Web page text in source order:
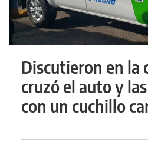
Discutieron en la
cruzó el auto y
con un cuchillo